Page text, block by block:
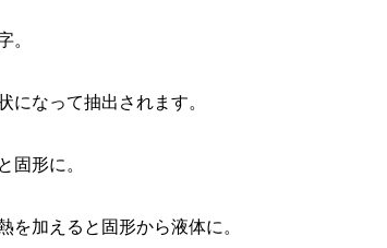
。
になって抽出されます。
固形に。
を加えると固形から液体に。